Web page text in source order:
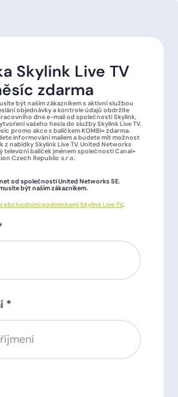
Skylink Live TV
zdarma
být naším zákazníkem s aktivní službou
objednávky a kontrole údajů obdržíte
dne e-mail od společnosti Skylink,
vašeho hesla do služby Skylink Live TV.
promo akce s balíčkem KOMBI+ zdarma.
informováni mailem a budete mít možnost
nabídky Skylink Live TV. United Networks
televizní balíček jménem společnosti Canal+
Czech Republic s.r.o.
od společnosti United Networks SE.
být naším zákazníkem.
obchodními podmínkami Skylink Live TV.
*